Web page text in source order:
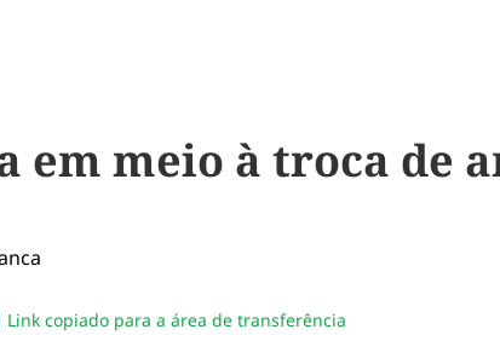
em meio à troca de
twitter
pelo email
link da notícia
Link copiado para a área de transferência